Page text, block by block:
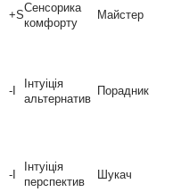
+S
Сенсорика
комфорту
Майстер
-I
Інтуіція
альтернатив
Порадник
-I
Інтуіція
перспектив
Шукач